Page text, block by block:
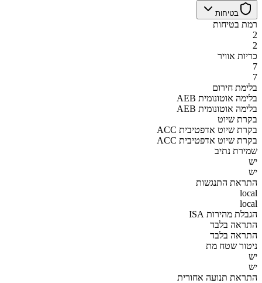
בטיחות
רמת בטיחות
2
2
כריות אוויר
7
7
בלימת חירום
AEB בלימה אוטונומית
AEB בלימה אוטונומית
בקרת שיוט
ACC בקרת שיוט אדפטיבית
ACC בקרת שיוט אדפטיבית
שמירת נתיב
יש
יש
התראת התנגשות
local
local
הגבלת מהירות ISA
התראה בלבד
התראה בלבד
ניטור שטח מת
יש
יש
התראת תנועה אחורית